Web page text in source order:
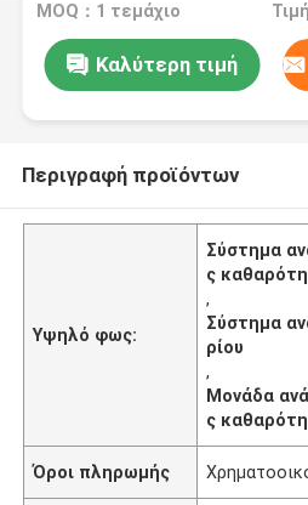
MOQ：1 τεμάχιο
Καλύτερη τιμή
Περιγραφή προϊόντων
Υψηλό φως:
Σύστημα
ς
,
Σύστημα
ρίου
,
Μονάδα
ς
Όροι πληρωμής